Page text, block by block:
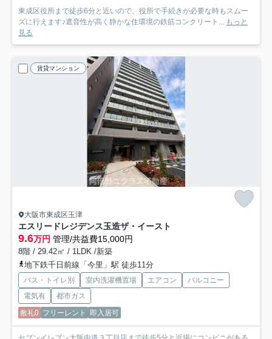
東成区役所まで徒歩6分と近いので、役所で手続きが必要な時もスムー
ズに行えます♪遮音性が高く静かな住環境の鉄筋コンクリート...
もっと
見る
賃貸マンション
大阪市東成区玉津
エスリードレジデンス玉造ザ・イースト
9.6万円 管理/共益費15,000円
8階 / 29.42㎡ / 1LDK /新築
地下鉄千日前線「今里」駅 徒歩11分
バス・トイレ別 室内洗濯機置場 エアコン
バルコニー
電気有
都市ガス
敷礼0 フリーレント 即入居可